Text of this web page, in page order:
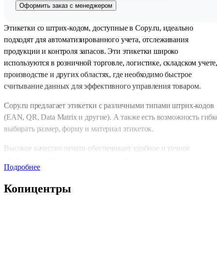
Оформить заказ с менеджером
Этикетки со штрих-кодом, доступные в Copy.ru, идеально
подходят для автоматизированного учета, отслеживания
продукции и контроля запасов. Эти этикетки широко
используются в розничной торговле, логистике, складском
производстве и других областях, где необходимо быстрое
считывание данных для эффективного управления товаром.
Copy.ru предлагает этикетки с различными типами штрих-кодов
(EAN, QR, Data Matrix и другие). А также есть возможность
выбирать размер, форму и материал этикеток.
Высокое качество печати обеспечивает удобное и точное
повышает точность учета.
Особенности печати и заказа этикеток со штрих-
Подробнее
Копицентры